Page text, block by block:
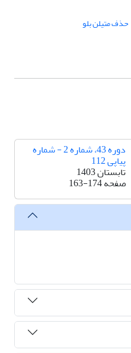
حذف متیلن بلو
دوره 43، شماره 2 - شماره
پیاپی 112
تابستان 1403
صفحه163-174